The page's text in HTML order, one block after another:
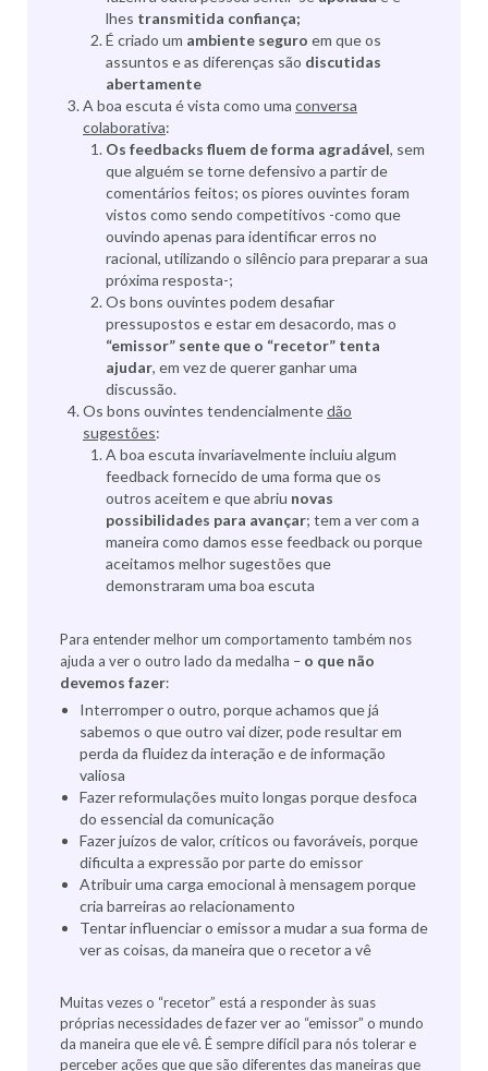
lhes transmitida confiança;
É criado um ambiente seguro em que os
assuntos e as diferenças são discutidas
abertamente
A boa escuta é vista como uma conversa
colaborativa:
Os feedbacks fluem de forma agradável, sem
que alguém se torne defensivo a partir de
comentários feitos; os piores ouvintes foram
vistos como sendo competitivos -como que
ouvindo apenas para identificar erros no
racional, utilizando o silêncio para preparar a sua
próxima resposta-;
Os bons ouvintes podem desafiar
pressupostos e estar em desacordo, mas o
“emissor” sente que o “recetor” tenta
ajudar, em vez de querer ganhar uma
discussão.
Os bons ouvintes tendencialmentedão
sugestões:
A boa escuta invariavelmente incluiu algum
feedback fornecido de uma forma que os
outros aceitem e que abriu novas
possibilidades para avançar; tem a ver com a
maneira como damos esse feedback ou porque
aceitamos melhor sugestões que
demonstraram uma boa escuta
Para entender melhor um comportamento também nos
ajuda a ver o outro lado da medalha – o que não
devemos fazer:
Interromper o outro, porque achamos que já
sabemos o que outro vai dizer, pode resultar em
perda da fluidez da interação e de informação
valiosa
Fazer reformulações muito longas porque desfoca
do essencial da comunicação
Fazer juízos de valor, críticos ou favoráveis, porque
dificulta a expressão por parte do emissor
Atribuir uma carga emocional à mensagem porque
cria barreiras ao relacionamento
Tentar influenciar o emissor a mudar a sua forma de
ver as coisas, da maneira que o recetor a vê
Muitas vezes o “recetor” está a responder às suas
próprias necessidades de fazer ver ao “emissor” o mundo
da maneira que ele vê. É sempre difícil para nós tolerar e
perceber ações que que são diferentes das maneiras que